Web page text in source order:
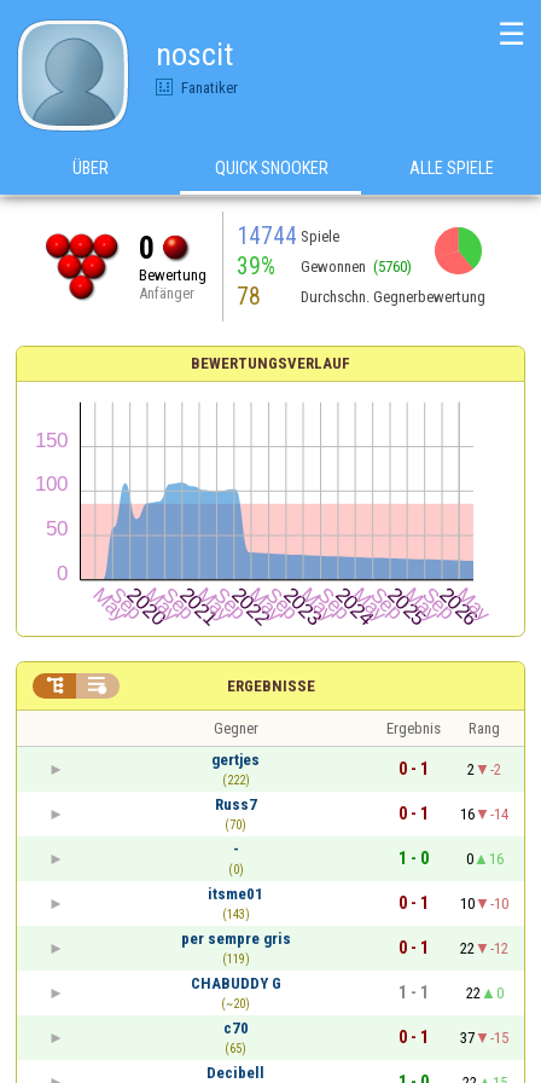
noscit
Fanatiker
☰
ÜBER QUICK SNOOKER ALLE SPIELE
0
Bewertung
Anfänger
14744 Spiele
39% Gewonnen (5760)
78 Durchschn. Gegnerbewertung
BEWERTUNGSVERLAUF
ERGEBNISSE
 
Gegner Ergebnis
Rang
gertjes
(222)
0 - 1 2
-2
Russ7
(70)
0 - 1 16
-14
-
(0)
1 - 0 0
16
itsme01
(143)
0 - 1 10
-10
per sempre gris
(119)
0 - 1 22
-12
CHABUDDY G
(~20)
1 - 1 22
0
c70
(65)
0 - 1 37
-15
Decibell